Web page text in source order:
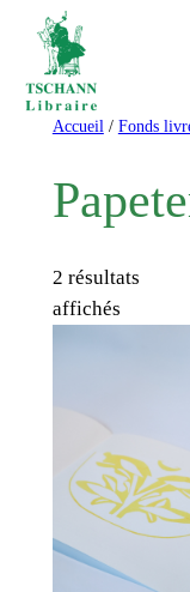
Aller
contenu
Accueil / Fonds
2 résultats
affichés